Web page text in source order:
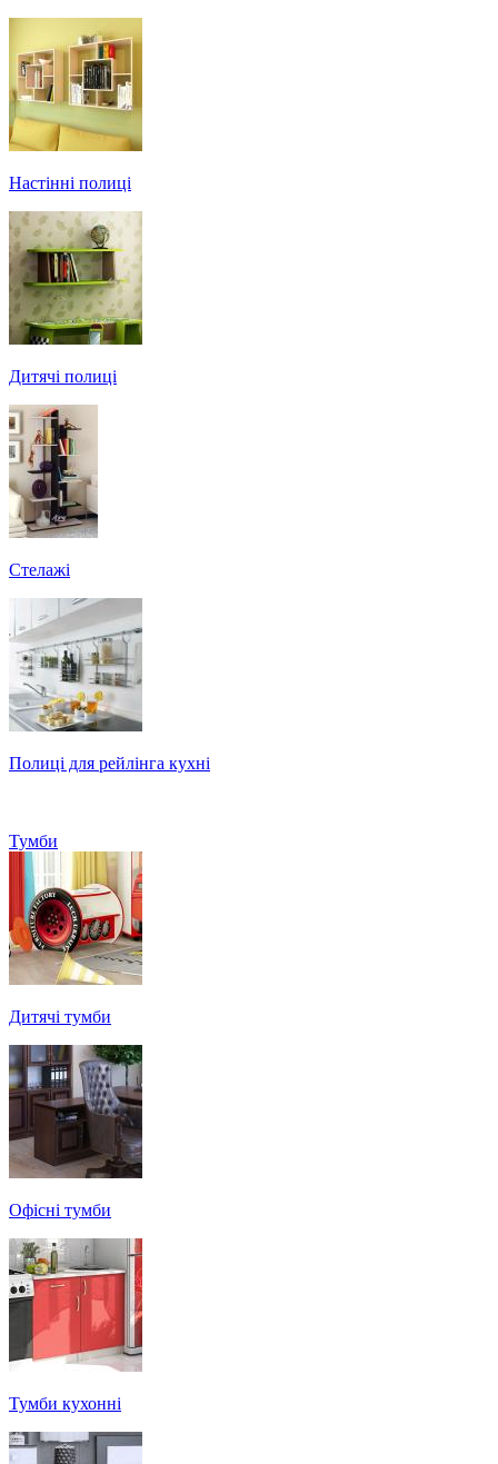
Настінні полиці
Дитячі полиці
Стелажі
Полиці для рейлінга кухні
Тумби
Дитячі тумби
Офісні тумби
Тумби кухонні